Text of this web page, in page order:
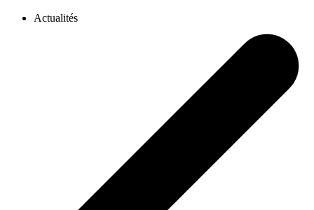
Actualités